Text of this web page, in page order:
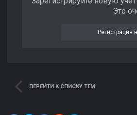
Это
Регистрация
ПЕРЕЙТИ К СПИСКУ ТЕМ